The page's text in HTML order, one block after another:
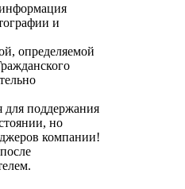
и
определяемой
поддержания
но
компании!